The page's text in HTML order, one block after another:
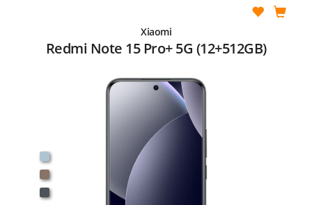
Xiaomi
Redmi Note 15 Pro+ 5G (12+512GB)